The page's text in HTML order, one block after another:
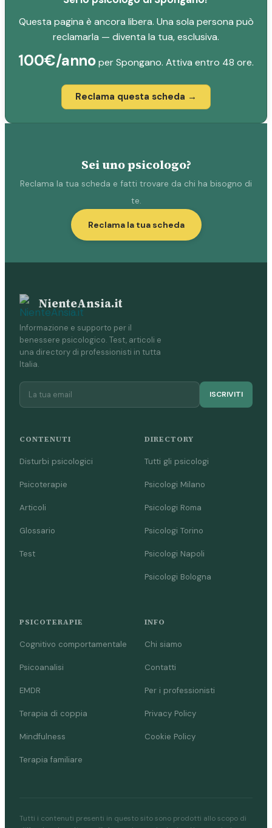
Questa pagina è ancora libera. Una sola persona può
reclamarla — diventa la tua, esclusiva.
100€/annoper Spongano. Attiva entro 48 ore.
Reclama questa scheda →
Sei uno psicologo?
Reclama la tua scheda e fatti trovare da chi ha bisogno di
te.
Reclama la tua scheda
NienteAnsia.it
Informazione e supporto per il
benessere psicologico. Test, articoli e
una directory di professionisti in tutta
Italia.
ISCRIVITI
CONTENUTI
Disturbi psicologici
Psicoterapie
Articoli
Glossario
Test
DIRECTORY
Tutti gli psicologi
Psicologi Milano
Psicologi Roma
Psicologi Torino
Psicologi Napoli
Psicologi Bologna
PSICOTERAPIE
Cognitivo comportamentale
Psicoanalisi
EMDR
Terapia di coppia
Mindfulness
Terapia familiare
INFO
Chi siamo
Contatti
Per i professionisti
Privacy Policy
Cookie Policy
Tutti i contenuti presenti in questo sito sono prodotti allo scopo di